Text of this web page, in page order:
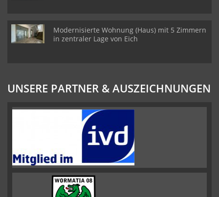
Modernisierte Wohnung (Haus) mit 5 Zimmern
in zentraler Lage von Eich
UNSERE PARTNER & AUSZEICHNUNGEN